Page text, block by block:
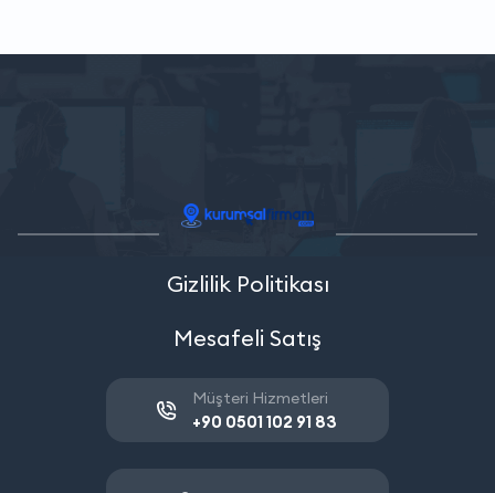
Gizlilik Politikası
Mesafeli Satış
Müşteri Hizmetleri
+90 0501 102 91 83